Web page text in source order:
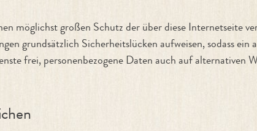
möglichst großen Schutz der über diese Internetseite
grundsätzlich Sicherheitslücken aufweisen, sodass ein
frei, personenbezogene Daten auch auf alternativen